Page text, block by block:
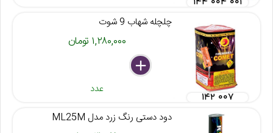
چلچله شهاب 9 شوت
۱,۲۸۰,۰۰۰ تومان
delete
remove
add
عدد
۱۴۲ ۰۰۷
دود دستی رنگ زرد مدل ML25M